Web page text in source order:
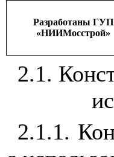
Разработаны ГУП
«НИИМосстрой»
2.1.
2.1.1.